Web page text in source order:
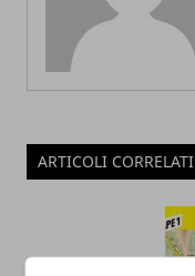
ARTICOLI CORRELATI